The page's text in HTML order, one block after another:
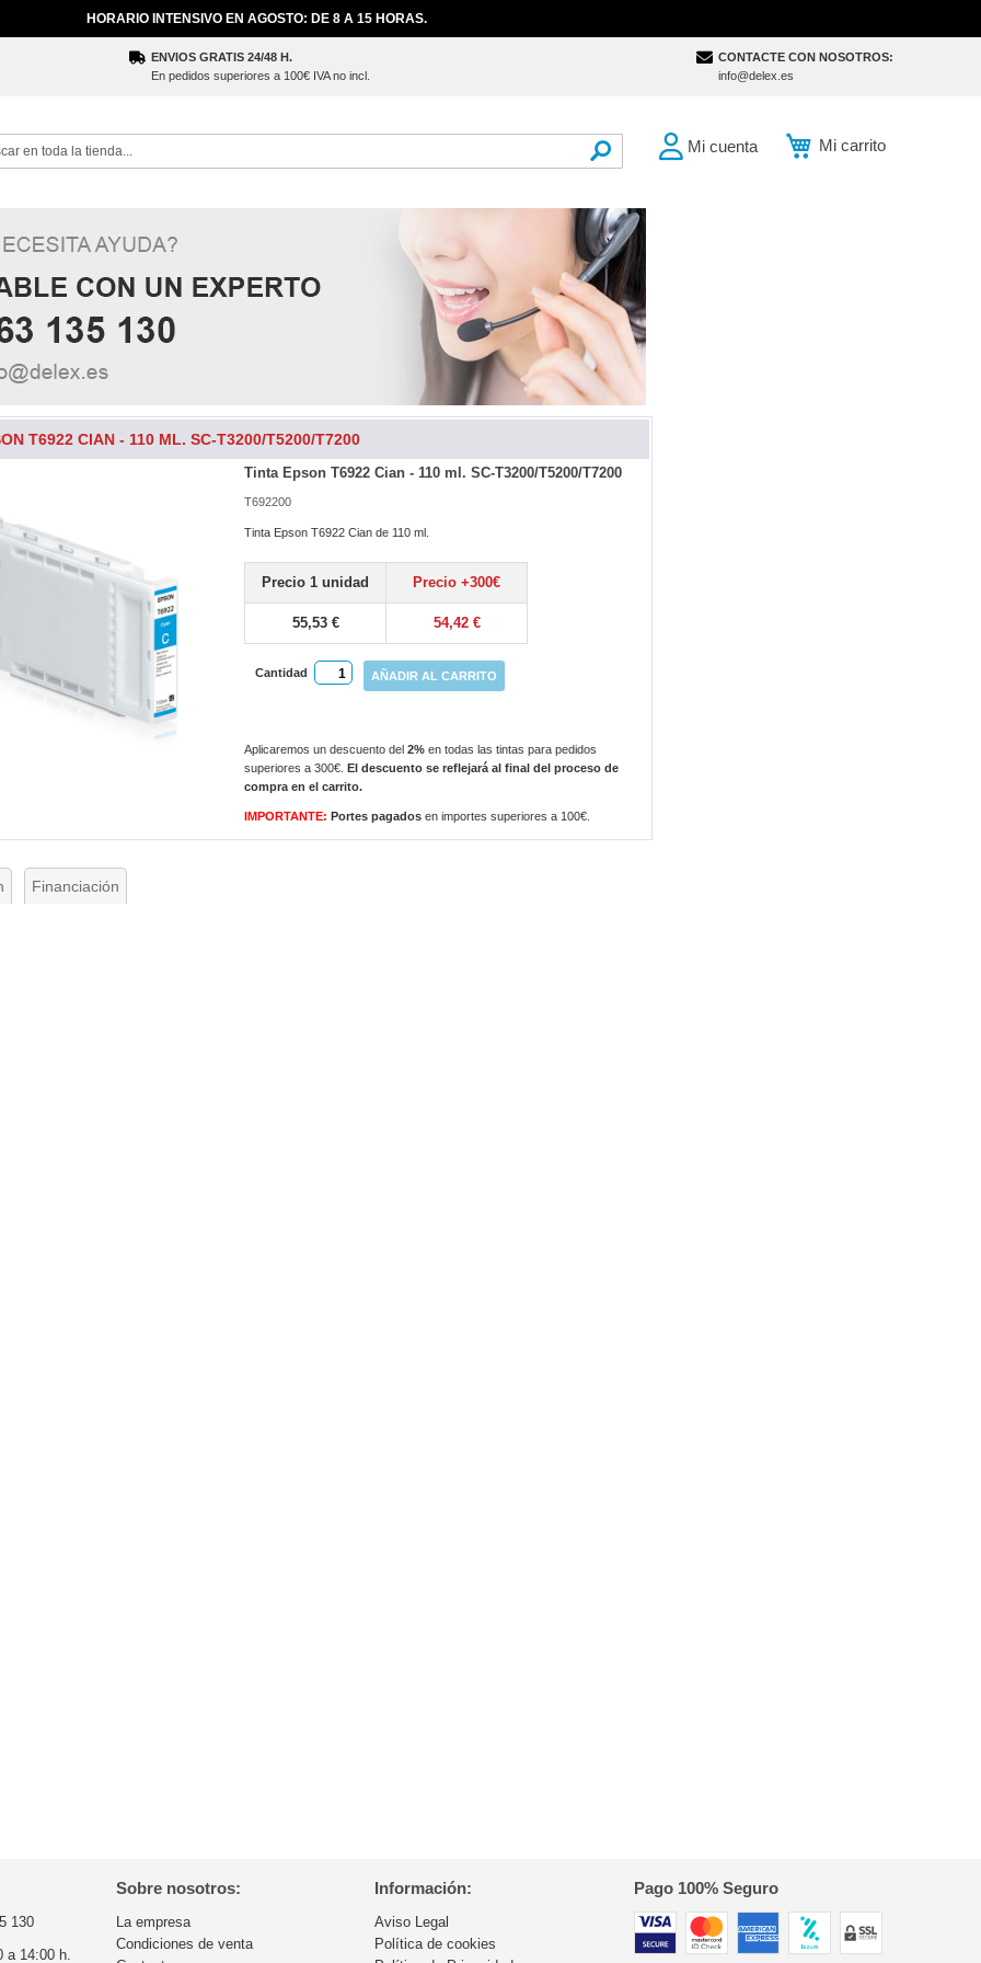
HORARIO INTENSIVO EN AGOSTO: DE 8 A 15 HORAS.
ENVIOS GRATIS 24/48 H.
En pedidos superiores a 100€ IVA no incl.
CONTACTE CON NOSOTROS:
info@delex.es
Mi carrito
Mi cuenta
T6922 CIAN - 110 ML. SC-T3200/T5200/T7200
Tinta Epson T6922 Cian - 110 ml. SC-T3200/T5200/T7200
T692200
Tinta Epson T6922 Cian de 110 ml.
Precio 1 unidad Precio +300€
55,53 € 54,42 €
Cantidad AÑADIR AL CARRITO
Aplicaremos un descuento del2% en todas las tintas para pedidos
superiores a 300€.El descuento se reflejará al final del proceso de
compra en el carrito.
IMPORTANTE: Portes pagadosen importes superiores a 100€.
Financiación
130
a 14:00 h.
Sobre nosotros:
La empresa
Condiciones de venta
Información:
Aviso Legal
Política de cookies
Pago 100% Seguro